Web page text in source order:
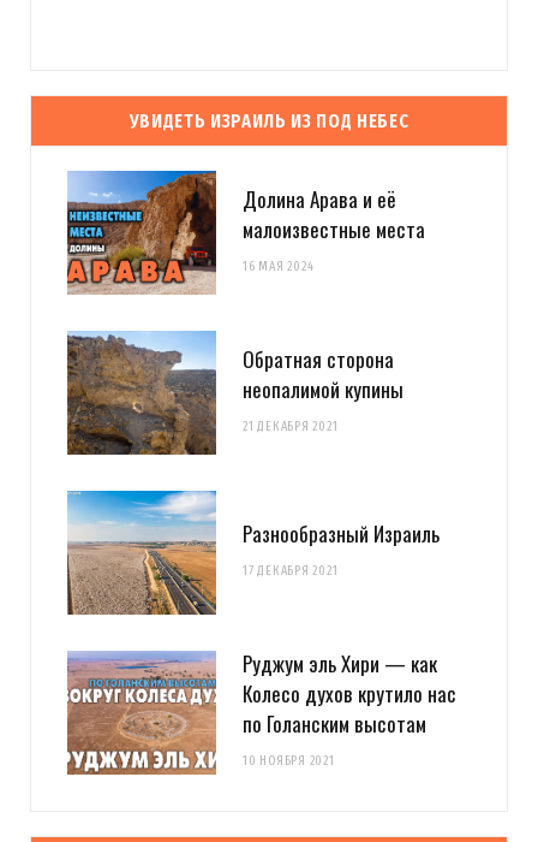
УВИДЕТЬ ИЗРАИЛЬ ИЗ ПОД НЕБЕС
Долина Арава и её
малоизвестные места
16 МАЯ 2024
Обратная сторона
неопалимой купины
21 ДЕКАБРЯ 2021
Разнообразный Израиль
17 ДЕКАБРЯ 2021
Руджум эль Хири — как
Колесо духов крутило нас
по Голанским высотам
10 НОЯБРЯ 2021